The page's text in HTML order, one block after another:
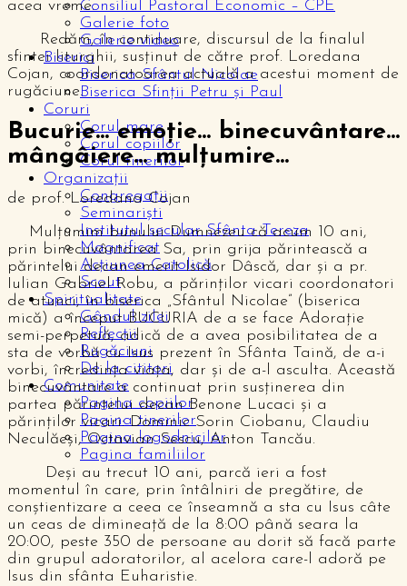
Consiliul Pastoral Economic – CPE
Galerie foto
Galerie video
Biserici
Biserica Sfântul Nicolae
Biserica Sfinții Petru și Paul
Coruri
Corul mare
Corul copiilor
Corul tinerilor
Organizații
Congregații
Seminariști
Institutul secular Sfânta Tereza
Magnificat
Acțiunea Catolică
Scout
Spiritualitate
Gândul zilei
Reflecții
Rugăciuni
De la cititori
Comunitate
Pagina copiilor
Pagina tinerilor
Pagina logodnicilor
Pagina familiilor
acea vreme.
Redăm, în continuare, discursul de la finalul
sfintei liturghii, susținut de către prof. Loredana
Cojan, coordonatoarea actuală a acestui moment de
rugăciune.
Bucurie... emoție... binecuvântare...
mângâiere... mulțumire...
de prof. Loredana Cojan
Mulțumim bunului Dumnezeu că acum 10 ani,
prin binecuvântarea Sa, prin grija părintească a
părintelui decan emerit Isidor Dâscă, dar și a pr.
Iulian Gabriel Robu, a părinților vicari coordonatori
de atunci, în biserica „Sfântul Nicolae” (biserica
mică) a început BUCURIA de a se face Adorație
semi-perpetuă, adică de a avea posibilitatea de a
sta de vorbă cu Isus prezent în Sfânta Taină, de a-i
vorbi, încredința viața, dar și de a-l asculta. Această
binecuvântare a continuat prin susținerea din
partea părintelui decan Benone Lucaci și a
părinților vicari: Dominic Sorin Ciobanu, Claudiu
Neculăeși, Octavian Sescu, Anton Tancău.
Deși au trecut 10 ani, parcă ieri a fost
momentul în care, prin întâlniri de pregătire, de
conștientizare a ceea ce înseamnă a sta cu Isus câte
un ceas de dimineață de la 8:00 până seara la
20:00, peste 350 de persoane au dorit să facă parte
din grupul adoratorilor, al acelora care-l adoră pe
Isus din sfânta Euharistie.